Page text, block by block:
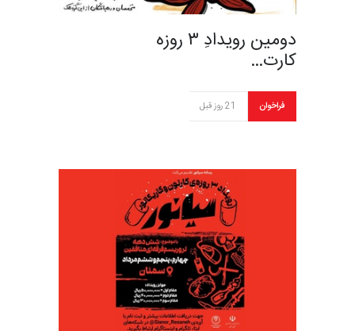
دومین رویدادِ ۳ روزه
کارت…
فراخوان 21 روز قبل